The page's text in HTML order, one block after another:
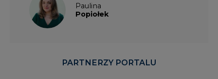
Paulina
Popiołek
PARTNERZY PORTALU